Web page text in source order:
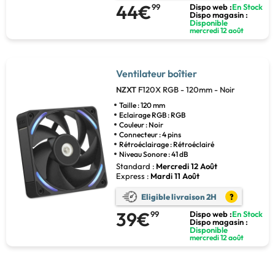
44€99 Dispo web :En Stock
Dispo magasin :
Disponible
mercredi 12 août
Ventilateur boîtier
NZXT F120X RGB - 120mm - Noir
Taille : 120 mm
Eclairage RGB : RGB
Couleur : Noir
Connecteur : 4 pins
Rétroéclairage : Rétroéclairé
Niveau Sonore : 41 dB
Standard : Mercredi 12 Août
Express : Mardi 11 Août
Eligible livraison 2H ?
39€99 Dispo web :En Stock
Dispo magasin :
Disponible
mercredi 12 août